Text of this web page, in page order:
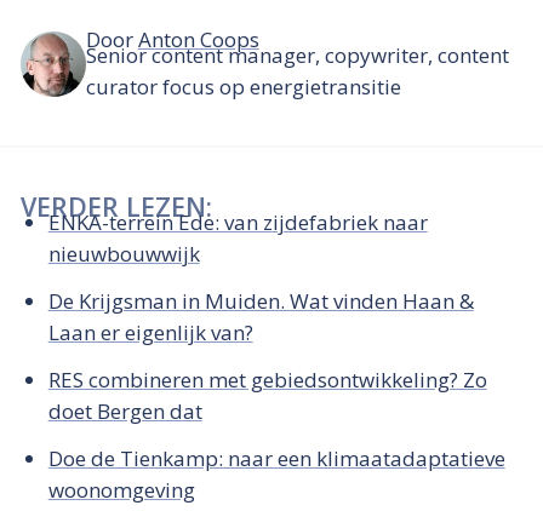
DoorAnton Coops
Senior content manager, copywriter, content
curator focus op energietransitie
VERDER LEZEN:
ENKA-terrein Ede: van zijdefabriek naar
nieuwbouwwijk
De Krijgsman in Muiden. Wat vinden Haan &
Laan er eigenlijk van?
RES combineren met gebiedsontwikkeling? Zo
doet Bergen dat
Doe de Tienkamp: naar een klimaatadaptatieve
woonomgeving